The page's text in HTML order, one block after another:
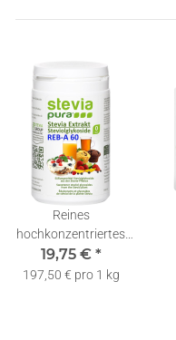
Reines
hochkonzentriertes
Stevia Extrakt |
Rebaudiosid A 60% - 100g
19,75 € *
197,50 € pro 1 kg